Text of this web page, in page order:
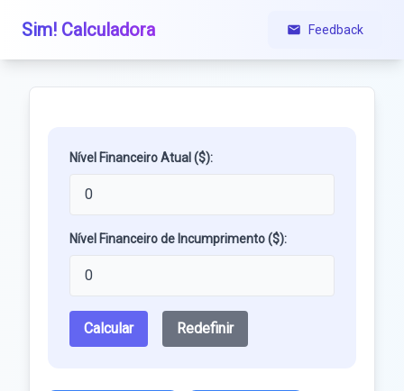
Sim! Calculadora Feedback
Nível Financeiro Atual ($):
Nível Financeiro de Incumprimento ($):
Calcular Redefinir